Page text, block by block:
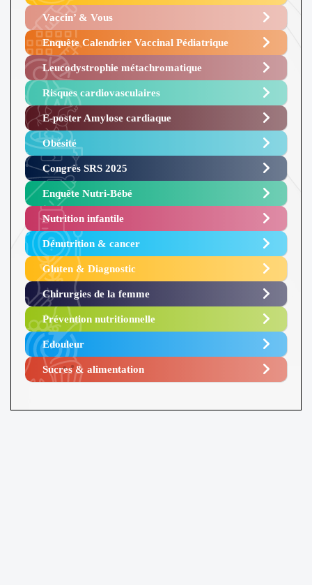
Vaccin’ & Vous
Enquête Calendrier Vaccinal Pédiatrique
Leucodystrophie métachromatique
Risques cardiovasculaires
E-poster Amylose cardiaque ​
Obésité ​
Congrès SRS 2025 ​
Enquête Nutri-Bébé ​
Nutrition infantile
Dénutrition & cancer
Gluten & Diagnostic
Chirurgies de la femme
Prévention nutritionnelle
Edouleur​
Sucres & alimentation​